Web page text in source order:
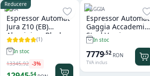
Reducere
JURA
Espressor Automat
Jura Z10 (EB)
Aluminium Black
(1)
In stoc
13345,92 -3%
,54
GAGGIA
Espressor Automat
Gaggia Accademia
Steel Version
In stoc
7779,52 RON
TVA inclus